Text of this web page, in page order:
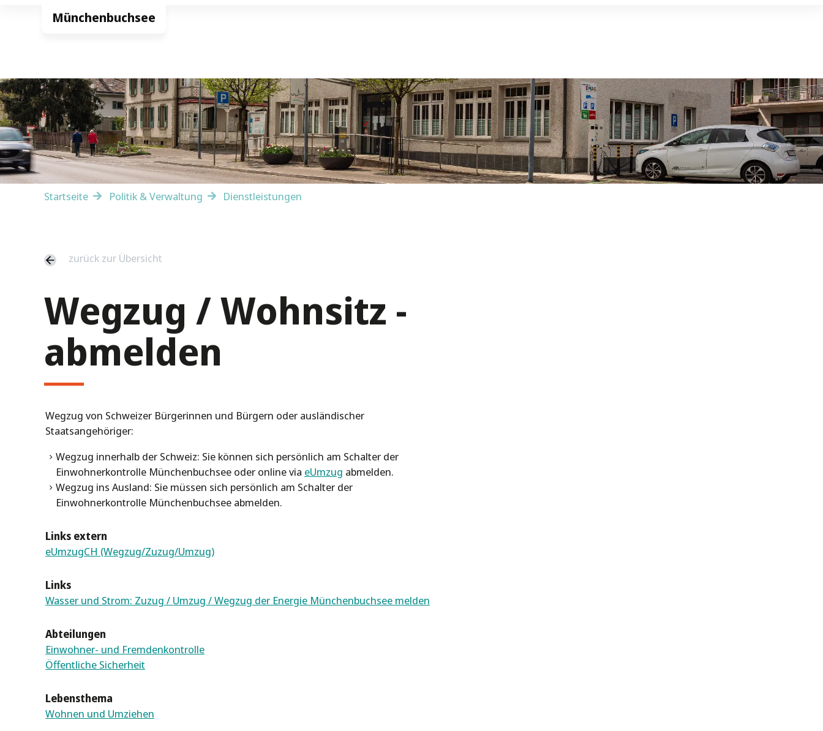
Startseite Politik & Verwaltung Dienstleistungen
zurück zur Übersicht
Wegzug / Wohnsitz -
abmelden
Wegzug von Schweizer Bürgerinnen und Bürgern oder ausländischer
Staatsangehöriger:
Wegzug innerhalb der Schweiz: Sie können sich persönlich am Schalter der
Einwohnerkontrolle Münchenbuchsee oder online via eUmzug abmelden.
Wegzug ins Ausland: Sie müssen sich persönlich am Schalter der
Einwohnerkontrolle Münchenbuchsee abmelden.
Links extern
eUmzugCH (Wegzug/Zuzug/Umzug)
Links
Wasser und Strom: Zuzug / Umzug / Wegzug der Energie Münchenbuchsee melden
Abteilungen
Einwohner- und Fremdenkontrolle
Öffentliche Sicherheit
Lebensthema
Wohnen und Umziehen